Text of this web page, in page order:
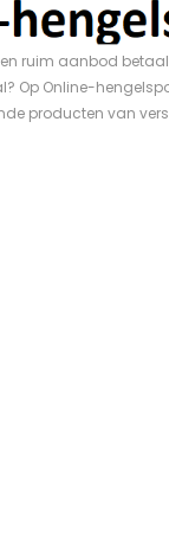
ruim aanbod
Op Online-
producten van